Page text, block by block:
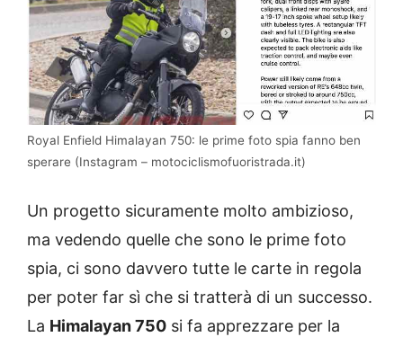
Royal Enfield Himalayan 750: le prime foto spia fanno ben
sperare (Instagram – motociclismofuoristrada.it)
Un progetto sicuramente molto ambizioso,
ma vedendo quelle che sono le prime foto
spia, ci sono davvero tutte le carte in regola
per poter far sì che si tratterà di un successo.
La Himalayan 750 si fa apprezzare per la